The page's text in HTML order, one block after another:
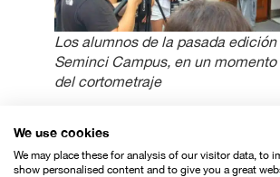
Los alumnos de la pasada edición
Seminci Campus, en un momento
del cortometraje
We use cookies
We may place these for analysis of our visitor data, to
show personalised content and to give you a great